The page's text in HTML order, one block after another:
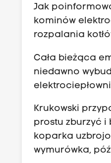
Jak
kominów
rozpalania
Cała bieżąca
niedawno
Krukowski
prostu zburzyć i
koparka
wymurówka,